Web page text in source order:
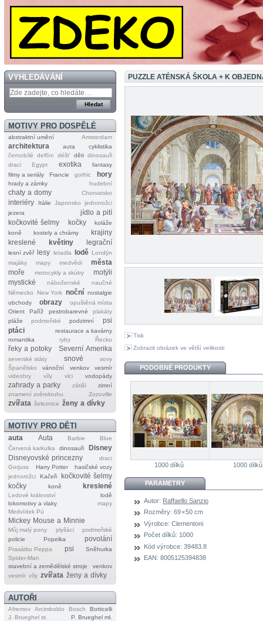
VYHLEDÁVÁNÍ
MOTIVY PRO DOSPĚLÉ
abstraktní umění Amsterdam
architektura auta
cyklistika
černobílé
delfíni déšť děti dinosauři
draci
Egypt exotika
fantasy
filmy a seriály
Francie gothic hory
hrady a zámky hudební
chaty a domy Chorvatsko
interiéry Itálie Japonsko
jednorožci
jezera
jídlo a pití
kočkovité šelmy
kočky
koláže
koně
kostely a chrámy
krajiny
kreslené
květiny legrační
lesní zvěř lesy letadla lodě Londýn
majáky
mapy medvědi
města
moře
motocykly a skútry
motýli
mystické
náboženské
naučné
Německo
New York noční nostalgie
obchody
obrazy
opuštěná místa
Orient
Paříž pestrobarevné
plakáty
pláže
podmořské podzimní
psi
ptáci
restaurace a kavárny
romantika
ryby Řecko
řeky a potoky Severní Amerika
severské státy snové
sovy
Španělsko
vánoční venkov
vesmír
videohry
víly vlci vodopády
zahrady a parky zátiší
zimní
znamení zvěrokruhu
Zozoville
zvířata železnice ženy a dívky
MOTIVY PRO DĚTI
auta Auta Barbie
Blue
Červená karkulka
dinosauři
Disney
Disneyovské princezny
draci
Gorjuss
Harry Potter
hasičské vozy
jednorožci
Kačeři
kočkovité šelmy
kočky
koně kreslené
Ledové království
lodě
lokomotivy a vlaky
mapy
Medvídek Pú
Mickey Mouse a Minnie
Můj malý pony plyšáci
podmořské
policie
Popelka povolání
Prasátko Peppa psi
Sněhurka
Spider‐Man
stavební a zemědělské stroje
venkov
vesmír víly zvířata ženy a dívky
AUTOŘI
Afremov Arcimboldo Bosch
Botticelli
J. Brueghel st.
P. Brueghel ml.
PUZZLE ATÉNSKÁ ŠKOLA + K
Tisk
Zobrazit obrázek ve větší velikosti
PODOBNÉ PRODUKTY
1000 dílků 1000 dílků
PARAMETRY
Autor: Raffaello Sanzio
Rozměry: 69 × 50 cm
Výrobce: Clementoni
Počet dílků: 1000
Kód výrobce: 39483.8
EAN: 8005125394838